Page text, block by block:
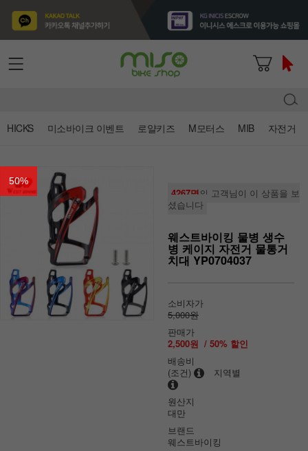
HICKS 미소바이크 이벤트 로얄키즈 M모터스 MIB 자전거
50%
4267명의 고객님이 이 상품을 보
셨습니다
웨스트바이킹 물병 생수
병 케이지 자전거 물통거
치대 YP0704037
소비자가
5,000원
판매가
2,500원 / 50% 할인
배송비
(조건)
지역별
원산지
대만
브랜드
웨스트바이킹